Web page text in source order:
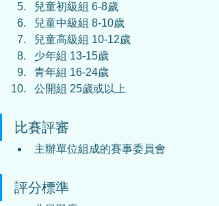
兒童初級組 6-8歲
兒童中級組 8-10歲
兒童高級組 10-12歲
少年組 13-15歲
青年組 16-24歲
公開組 25歲或以上
比賽評審
主辦單位組成的賽事委員會
評分標準